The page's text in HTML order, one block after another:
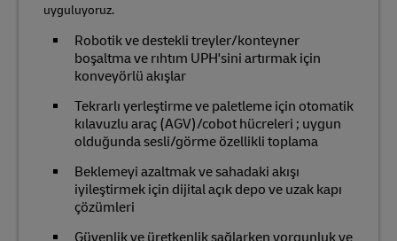
uyguluyoruz.
Robotik ve destekli treyler/konteyner
boşaltma ve rıhtım UPH'sini artırmak için
konveyörlü akışlar
Tekrarlı yerleştirme ve paletleme için otomatik
kılavuzlu araç (AGV)/cobot hücreleri ; uygun
olduğunda sesli/görme özellikli toplama
Beklemeyi azaltmak ve sahadaki akışı
iyileştirmek için dijital açık depo ve uzak kapı
çözümleri
Güvenlik ve üretkenlik sağlarken yorgunluk ve